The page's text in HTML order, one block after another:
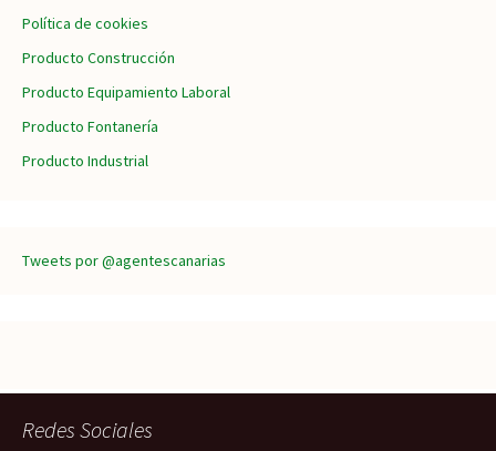
Política de cookies
Producto Construcción
Producto Equipamiento Laboral
Producto Fontanería
Producto Industrial
Tweets por @agentescanarias
Redes Sociales